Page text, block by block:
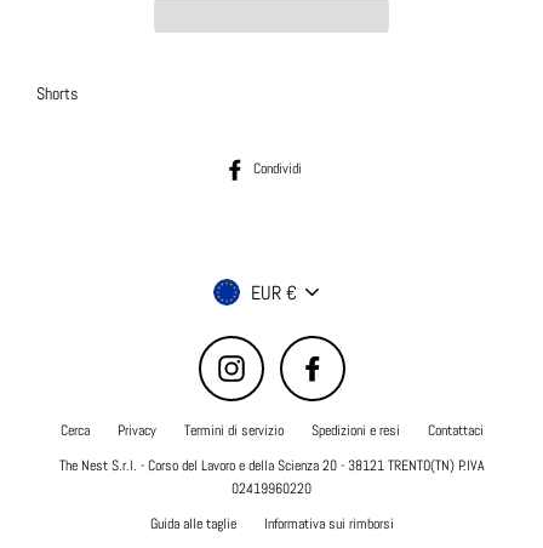
Shorts
Condividi
Valuta
EUR €
Instagram Facebook
Cerca Privacy Termini di servizio Spedizioni e resi
Contattaci
The Nest S.r.l. - Corso del Lavoro e della Scienza 20 - 38121 TRENTO(TN) P.IVA
02419960220
Guida alle taglie
Informativa sui rimborsi